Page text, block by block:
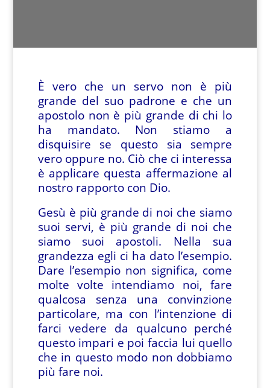
È vero che un servo non è più
grande del suo padrone e che un
apostolo non è più grande di chi lo
ha mandato. Non stiamo a
disquisire se questo sia sempre
vero oppure no. Ciò che ci interessa
è applicare questa affermazione al
nostro rapporto con Dio.
Gesù è più grande di noi che siamo
suoi servi, è più grande di noi che
siamo suoi apostoli. Nella sua
grandezza egli ci ha dato l’esempio.
Dare l’esempio non significa, come
molte volte intendiamo noi, fare
qualcosa senza una convinzione
particolare, ma con l’intenzione di
farci vedere da qualcuno perché
questo impari e poi faccia lui quello
che in questo modo non dobbiamo
più fare noi.